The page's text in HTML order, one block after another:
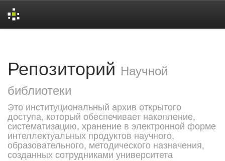
Репозиторий Научной
библиотеки
Это институциональный архив открытого
доступа, который обеспечивает накопление,
систематизацию, хранение в электронной форме
интеллектуальных продуктов научного,
образовательного, методического назначения,
созданных сотрудниками университета